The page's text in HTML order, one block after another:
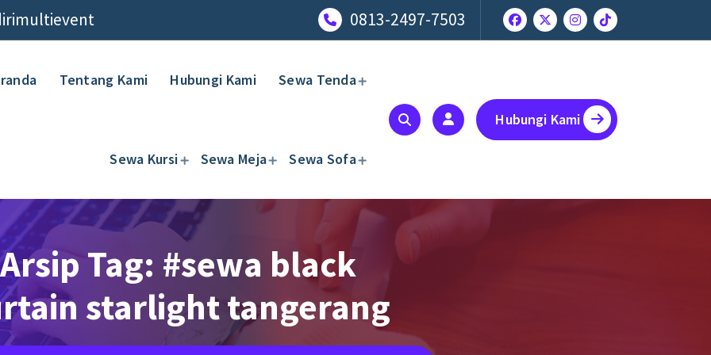
0813-2497-7503
Tentang Kami Hubungi Kami Sewa Tenda
Sewa Kursi Sewa Meja Sewa Sofa
Hubungi Kami
Arsip Tag: #sewa black
starlight tangerang